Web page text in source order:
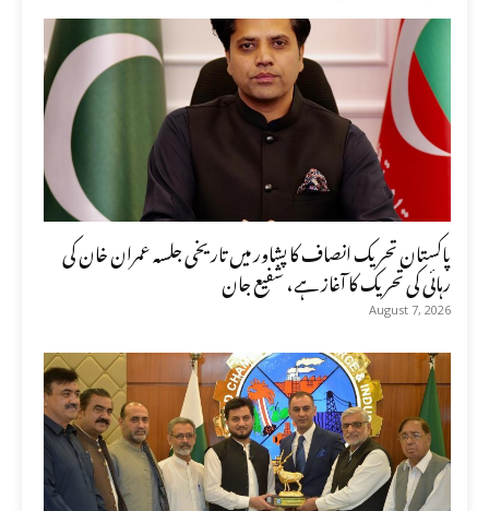
پاکستان تحریک انصاف کا پشاور میں تاریخی جلسہ عمران خان کی
رہائی کی تحریک کا آغاز ہے، شفیع جان
August 7, 2026